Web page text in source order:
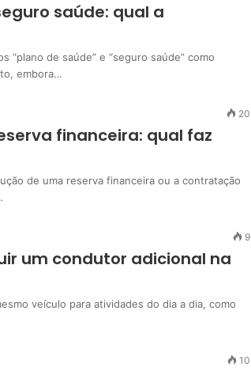
saúde: qual a
“plano de saúde” e “seguro saúde” como
embora…
20
financeira: qual faz
de uma reserva financeira ou a contratação
9
um condutor adicional na
veículo para atividades do dia a dia, como
10